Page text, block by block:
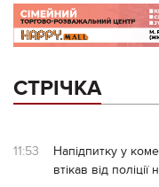
СТРІЧКА
11:53
Напідпитку у
втікав від